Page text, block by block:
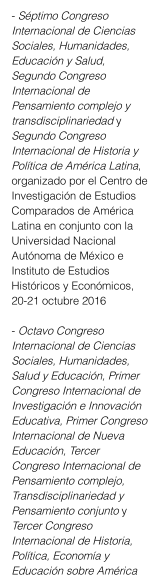
- Séptimo Congreso
Internacional de Ciencias
Sociales, Humanidades,
Educación y Salud,
Segundo Congreso
Internacional de
Pensamiento complejo y
transdisciplinariedady
Segundo Congreso
Internacional de Historia y
Política de América Latina,
organizado por el Centro de
Investigación de Estudios
Comparados de América
Latina en conjunto con la
Universidad Nacional
Autónoma de México e
Instituto de Estudios
Históricos y Económicos,
20-21 octubre 2016
- Octavo Congreso
Internacional de Ciencias
Sociales, Humanidades,
Salud y Educación, Primer
Congreso Internacional de
Investigación e Innovación
Educativa, Primer Congreso
Internacional de Nueva
Educación, Tercer
Congreso Internacional de
Pensamiento complejo,
Transdisciplinariedad y
Pensamiento conjuntoy
Tercer Congreso
Internacional de Historia,
Política, Economía y
Educación sobre América